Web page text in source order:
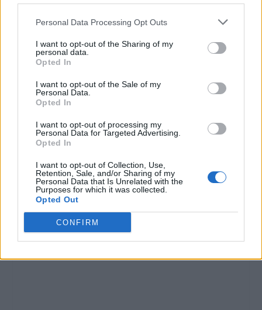
Personal Data Processing Opt Outs
I want to opt-out of the Sharing of my
personal data.
Opted In
I want to opt-out of the Sale of my
Personal Data.
Opted In
I want to opt-out of processing my
Personal Data for Targeted Advertising.
Opted In
I want to opt-out of Collection, Use,
Retention, Sale, and/or Sharing of my
Personal Data that Is Unrelated with the
Purposes for which it was collected.
Opted Out
CONFIRM